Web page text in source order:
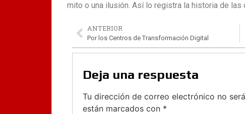
mito o una ilusión. Así lo registra la historia de las
ANTERIOR
Por los Centros de Transformación Digital
Deja una respuesta
Tu dirección de correo electrónico no
están marcados con *